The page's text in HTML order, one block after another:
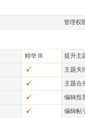
管理权
精华 III
提升主
主题关
主题合
编辑投
编辑帖